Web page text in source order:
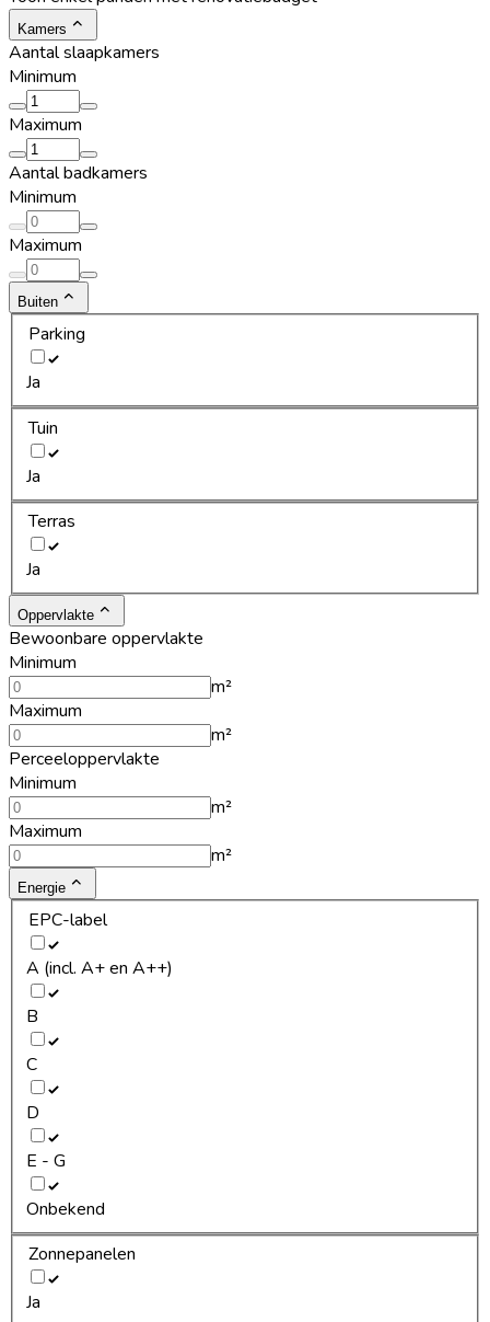
Kamers
Aantal slaapkamers
Minimum
Maximum
Aantal badkamers
Minimum
Maximum
Buiten
Parking
Ja
Tuin
Ja
Terras
Ja
Oppervlakte
Bewoonbare oppervlakte
Minimum
m²
Maximum
m²
Perceeloppervlakte
Minimum
m²
Maximum
m²
Energie
EPC-label
A (incl. A+ en A++)
B
C
D
E - G
Onbekend
Zonnepanelen
Ja